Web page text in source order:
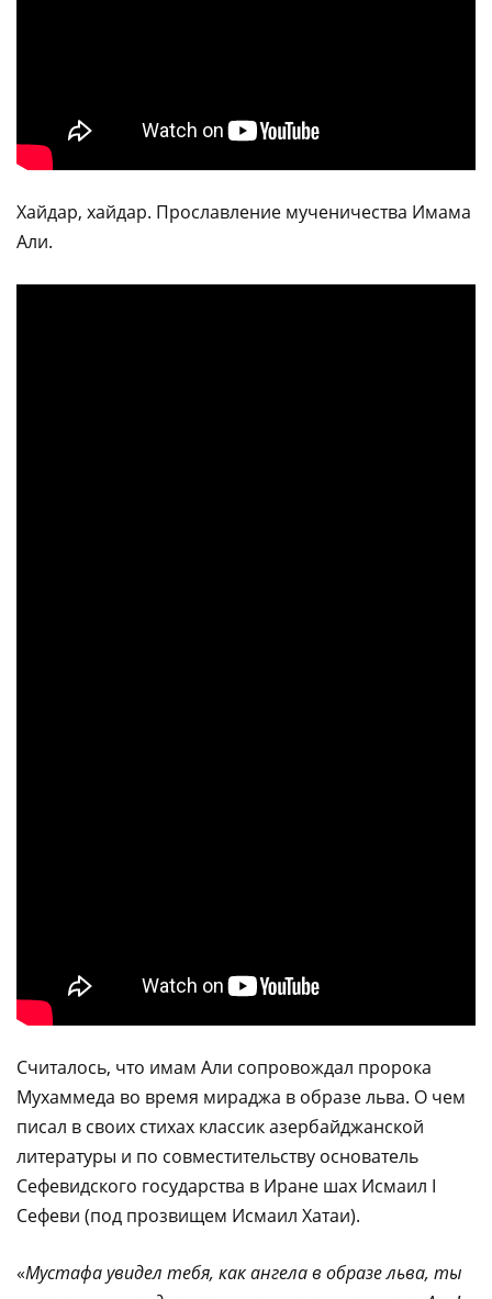
Хайдар, хайдар. Прославление мученичества Имама
Али.
Считалось, что имам Али сопровождал пророка
Мухаммеда во время мираджа в образе льва. О чем
писал в своих стихах классик азербайджанской
литературы и по совместительству основатель
Сефевидского государства в Иране шах Исмаил I
Сефеви (под прозвищем Исмаил Хатаи).
«Мустафа увидел тебя, как ангела в образе льва, ты